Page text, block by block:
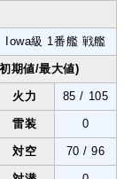
Iowa級 1番艦 戦艦
期値/最大値)
火力 85 / 105
雷装 0
対空 70 / 96